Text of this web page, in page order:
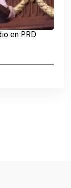
en PRD